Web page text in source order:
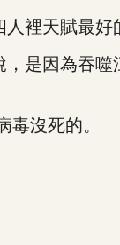
裡天賦最好
是因為吞噬
沒死的。